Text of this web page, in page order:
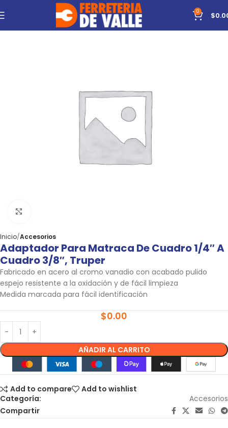
0 $
Inicio Accesorios
Adaptador Para Matraca De Cuadro 1/4″ A
Cuadro 3/8″, Truper
Fabricado en acero al cromo vanadio con acabado pulido
espejo resistente a la oxidación y de fácil limpieza
Medida marcada para fácil identificación
$0.00
AÑADIR AL CARRITO
Add to compare
Add to wishlist
Categoría:
Accesorios
Compartir